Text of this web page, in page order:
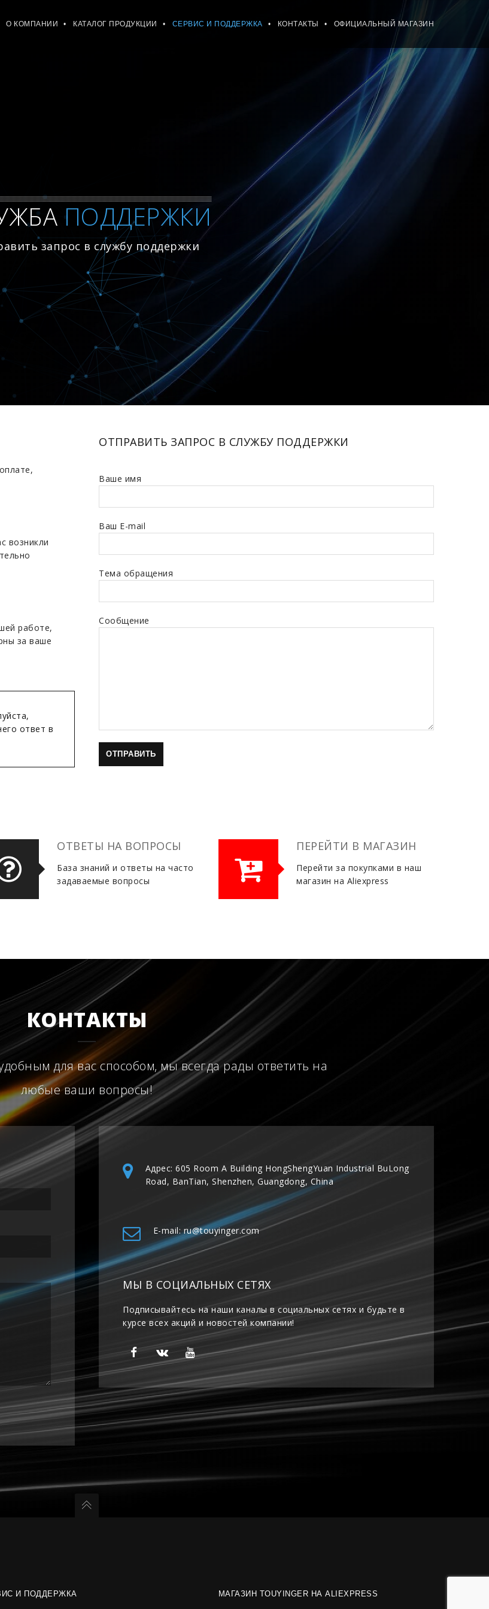
О КОМПАНИИ КАТАЛОГ ПРОДУКЦИИ СЕРВИС И ПОДДЕРЖКА КОНТАКТЫ ОФИЦИАЛЬНЫЙ МАГАЗИН
ПОДДЕРЖКИ
запрос в службу поддержки
возникли
работе,
за ваше
ответ в
ОТПРАВИТЬ ЗАПРОС В СЛУЖБУ ПОДДЕРЖКИ
Ваше имя
Ваш E-mail
Тема обращения
Сообщение
ОТВЕТЫ НА ВОПРОСЫ
База знаний и ответы на часто
задаваемые вопросы
ПЕРЕЙТИ В МАГАЗИН
Перейти за покупками в наш
магазин на Aliexpress
КОНТАКТЫ
для вас способом, мы всегда рады ответить на
любые ваши вопросы!
Адрес: 605 Room A Building HongShengYuan Industrial BuLong
Road, BanTian, Shenzhen, Guangdong, China
E-mail: ru@touyinger.com
МЫ В СОЦИАЛЬНЫХ СЕТЯХ
Подписывайтесь на наши каналы в социальных сетях и будьте в
курсе всех акций и новостей компании!
И ПОДДЕРЖКА МАГАЗИН TOUYINGER НА ALIEXPRESS